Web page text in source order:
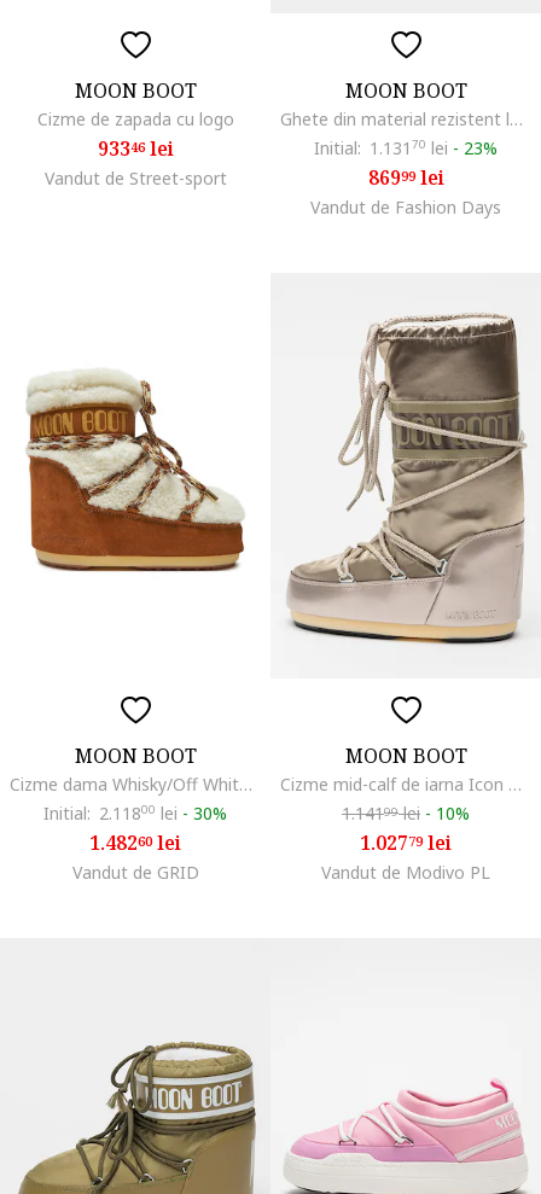
MOON BOOT
Cizme de zapada cu logo
93346lei
Vandut de Street-sport
MOON BOOT
Ghete din material rezistent la apa Icon, Negru
Initial: 1.131 70 lei - 23%
86999lei
Vandut de Fashion Days
MOON BOOT
Cizme dama Whisky/Off White, piele naturala, maro/alb
Initial: 2.11800 lei - 30%
1.48260lei
Vandut de GRID
MOON BOOT
Cizme mid-calf de iarna Icon Glance, Grej
1.14199lei - 10%
1.02779lei
Vandut de Modivo PL